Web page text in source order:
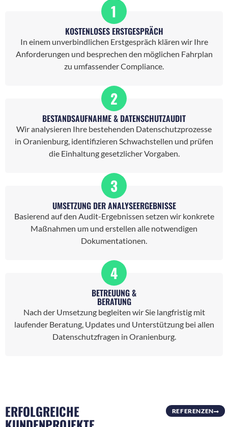
1
KOSTENLOSES ERSTGESPRÄCH
In einem unverbindlichen Erstgespräch klären wir Ihre
Anforderungen und besprechen den möglichen Fahrplan
zu umfassender Compliance.
2
BESTANDSAUFNAHME & DATENSCHUTZAUDIT
Wir analysieren Ihre bestehenden Datenschutzprozesse
in Oranienburg, identifizieren Schwachstellen und prüfen
die Einhaltung gesetzlicher Vorgaben.
3
UMSETZUNG DER ANALYSEERGEBNISSE
Basierend auf den Audit-Ergebnissen setzen wir konkrete
Maßnahmen um und erstellen alle notwendigen
Dokumentationen.
4
BETREUUNG &
BERATUNG
Nach der Umsetzung begleiten wir Sie langfristig mit
laufender Beratung, Updates und Unterstützung bei allen
Datenschutzfragen in Oranienburg.
ERFOLGREICHE REFERENZEN